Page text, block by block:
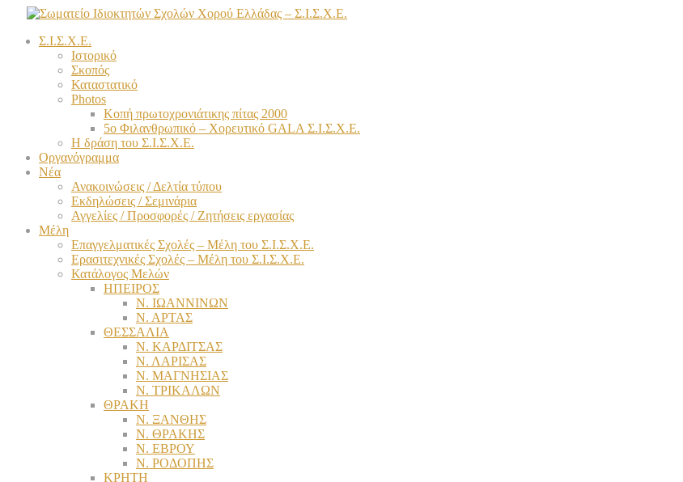
Σ.Ι.Σ.Χ.Ε.
Ιστορικό
Σκοπός
Καταστατικό
Photos
Κοπή πρωτοχρονιάτικης πίτας 2000
5ο Φιλανθρωπικό – Χορευτικό GALA Σ.Ι.Σ.Χ.Ε.
Η δράση του Σ.Ι.Σ.Χ.Ε.
Οργανόγραμμα
Νέα
Ανακοινώσεις / Δελτία τύπου
Εκδηλώσεις / Σεμινάρια
Αγγελίες / Προσφορές / Ζητήσεις εργασίας
Μέλη
Επαγγελματικές Σχολές – Μέλη του Σ.Ι.Σ.Χ.Ε.
Ερασιτεχνικές Σχολές – Μέλη του Σ.Ι.Σ.Χ.Ε.
Κατάλογος Μελών
ΗΠΕΙΡΟΣ
Ν. ΙΩΑΝΝΙΝΩΝ
Ν. ΑΡΤΑΣ
ΘΕΣΣΑΛΙΑ
Ν. ΚΑΡΔΙΤΣΑΣ
Ν. ΛΑΡΙΣΑΣ
Ν. ΜΑΓΝΗΣΙΑΣ
Ν. ΤΡΙΚΑΛΩΝ
ΘΡΑΚΗ
Ν. ΞΑΝΘΗΣ
Ν. ΘΡΑΚΗΣ
Ν. ΕΒΡΟΥ
Ν. ΡΟΔΟΠΗΣ
ΚΡΗΤΗ